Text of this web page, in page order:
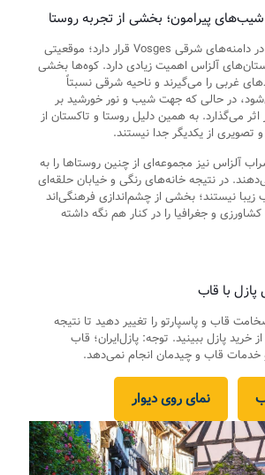
پیرامون؛ بخشی از تجربه روستا
Eguisheim در دامنه‌های شرقی Vosges قرار دارد؛ موقعیتی
آلزاس اهمیت زیادی دارد. کوه‌ها بخشی
غربی را می‌گیرند و ناحیه شرقی نسبتاً
در حالی که جهت شیب و نور خورشید بر
اثر می‌گذارد. به همین دلیل روستا و تاکستان از
تصویری از یکدیگر جدا نیستند.
آلزاس نیز مجموعه‌ای از چنین روستاها را به
در نتیجه خانه‌های رنگی و خیابان حلقه‌ای
نیستند؛ بخشی از چشم‌اندازی فرهنگی‌اند
و جغرافیا را در کنار هم نگه داشته
با قاب
قاب و پاسپارتو را تغییر دهید تا نتیجه
خرید پازل ببینید. توجه: پازل‌ایران؛ قاب
قاب و چیدمان انجام نمی‌دهد.
نمای روی دیوار